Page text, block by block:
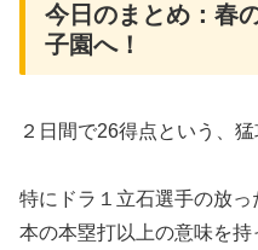
今日のまとめ：春
子園へ！
２日間で26得点という、
特にドラ１立石選手の放っ
本の本塁打以上の意味を持